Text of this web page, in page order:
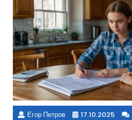
Егор Петров 17.10.2025